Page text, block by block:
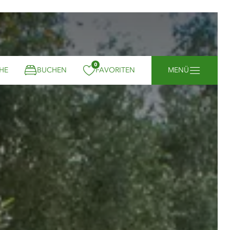
BUCHEN FAVORITEN
gemerkt:
0
MENÜ